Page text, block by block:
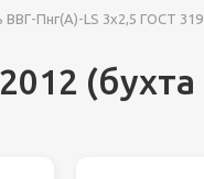
ВВГ-Пнг(А)-LS 3х2,5 ГОСТ